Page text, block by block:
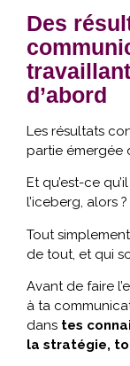
Des
d’abord
Les résultats
partie émergée
Et qu’est-ce
l’iceberg, alors ?
Tout
de tout, et qui
Avant de faire
à ta
dans tes
la stratégie,